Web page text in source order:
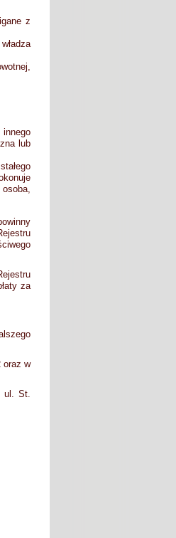
z
lub
za
oraz w
ul. St.